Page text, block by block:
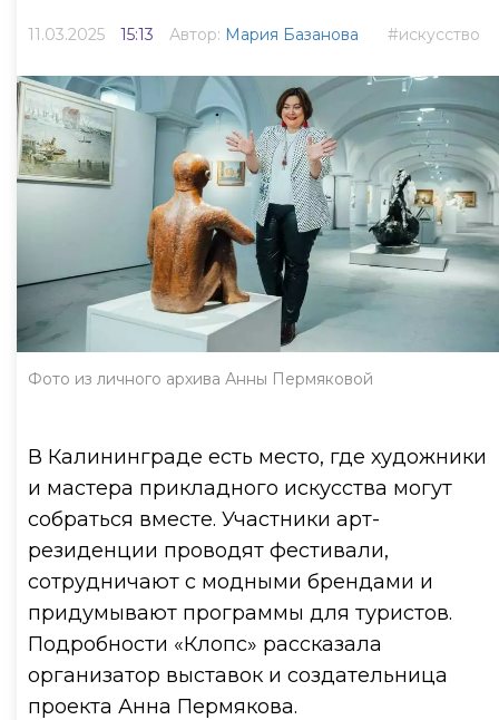
11.03.2025 15:13 Автор: Мария Базанова искусство
Фото из личного архива Анны Пермяковой
В Калининграде есть место, где художники
и мастера прикладного искусства могут
собраться вместе. Участники арт-
резиденции проводят фестивали,
сотрудничают с модными брендами и
придумывают программы для туристов.
Подробности «Клопс» рассказала
организатор выставок и создательница
проекта Анна Пермякова.